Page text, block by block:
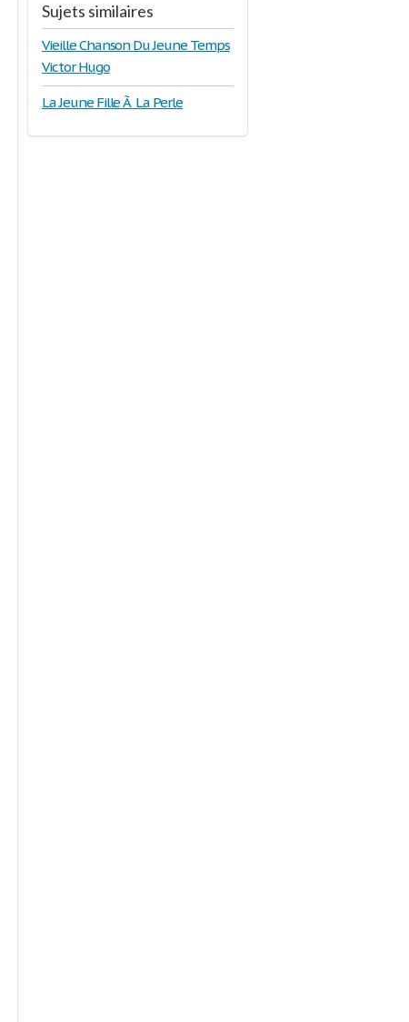
Sujets similaires
Vieille Chanson Du Jeune Temps
Victor Hugo
La Jeune Fille Ã La Perle